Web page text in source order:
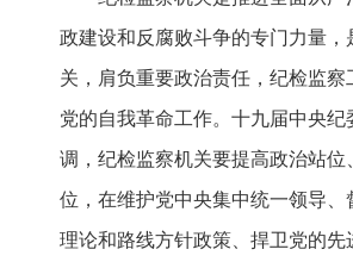
政建设和反腐败斗争的专门力量，
关，肩负重要政治责任，纪检监察
党的自我革命工作。十九届中央纪
调，纪检监察机关要提高政治站位
位，在维护党中央集中统一领导、
理论和路线方针政策、捍卫党的先